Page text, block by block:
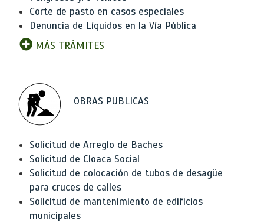
Corte de pasto en casos especiales
Denuncia de Líquidos en la Vía Pública
MÁS TRÁMITES
OBRAS PUBLICAS
Solicitud de Arreglo de Baches
Solicitud de Cloaca Social
Solicitud de colocación de tubos de desagüe
para cruces de calles
Solicitud de mantenimiento de edificios
municipales